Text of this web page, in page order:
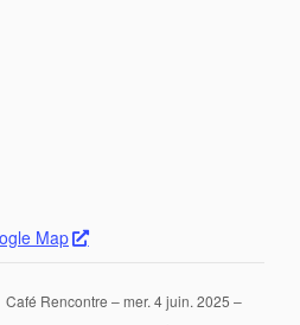
Map
Café Rencontre – mer. 4 juin. 2025 –